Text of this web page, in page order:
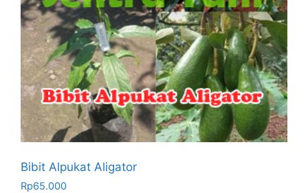
Bibit Alpukat Aligator
Rp65.000